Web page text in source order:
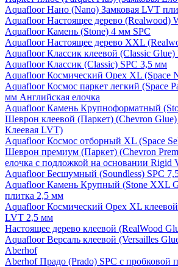
Aquafloor Нано (Nano) Замковая LVT
Aquafloor Настоящее дерево (Realwood)
Aquafloor Камень (Stone) 4 мм SPC
Aquafloor Настоящее дерево XXL
Aquafloor Классик клеевой (Classic
Aquafloor Классик (Classic) SPC 3,5 мм
Aquafloor Космический Орех XL (Space
Aquafloor Космос паркет легкий (Space
мм Английская елочка
Aquafloor Камень Крупноформатный
Шеврон клеевой (Паркет) (Chevron Glue)
Клеевая LVT)
Aquafloor Космос отборный XL (Space
Шеврон премиум (Паркет) (Chevron
елочка с подложкой на основании Rigid
Aquafloor Бесшумный (Soundless) SPC
Aquafloor Камень Крупный (Stone XXL
плитка 2,5 мм
Aquafloor Космический Орех XL
LVT 2,5 мм
Настоящее дерево клеевой (RealWood
Aquafloor Версаль клеевой (Versailles
Aberhof
Aberhof Прадо (Prado) SPC с пробковой